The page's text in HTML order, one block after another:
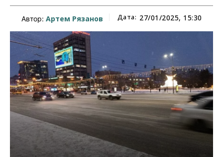
Автор: Артем Рязанов Дата: 27/01/2025, 15:30